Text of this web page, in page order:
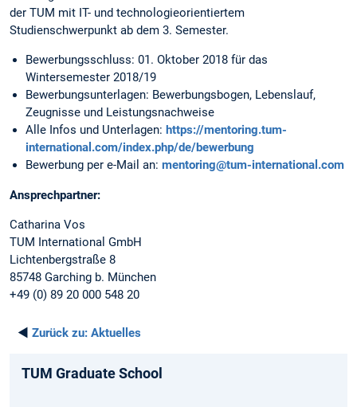
der TUM mit IT- und technologieorientiertem
Studienschwerpunkt ab dem 3. Semester.
Bewerbungsschluss: 01. Oktober 2018 für das
Wintersemester 2018/19
Bewerbungsunterlagen: Bewerbungsbogen, Lebenslauf,
Zeugnisse und Leistungsnachweise
Alle Infos und Unterlagen: https://mentoring.tum-
international.com/index.php/de/bewerbung
Bewerbung per e-Mail an: mentoring@tum-international.com
Ansprechpartner:
Catharina Vos
TUM International GmbH
Lichtenbergstraße 8
85748 Garching b. München
+49 (0) 89 20 000 548 20
◄ Zurück zu: Aktuelles
TUM Graduate School